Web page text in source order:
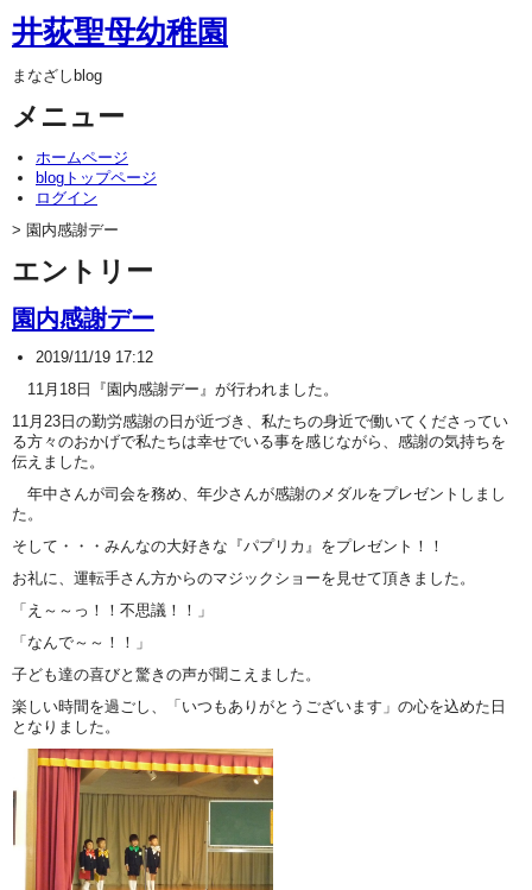
井荻聖母幼稚園
まなざしblog
メニュー
ホームページ
blogトップページ
ログイン
> 園内感謝デー
エントリー
園内感謝デー
2019/11/19 17:12
11月18日『園内感謝デー』が行われました。
11月23日の勤労感謝の日が近づき、私たちの身近で働いてくださってい
る方々のおかげで私たちは幸せでいる事を感じながら、感謝の気持ちを
伝えました。
年中さんが司会を務め、年少さんが感謝のメダルをプレゼントしまし
た。
そして・・・みんなの大好きな『パプリカ』をプレゼント！！
お礼に、運転手さん方からのマジックショーを見せて頂きました。
「え～～っ！！不思議！！」
「なんで～～！！」
子ども達の喜びと驚きの声が聞こえました。
楽しい時間を過ごし、「いつもありがとうございます」の心を込めた日
となりました。